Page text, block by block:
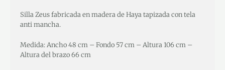
Silla Zeus fabricada en madera de Haya tapizada con tela
anti mancha.
Medida: Ancho 48 cm – Fondo 57 cm – Altura 106 cm –
Altura del brazo 66 cm